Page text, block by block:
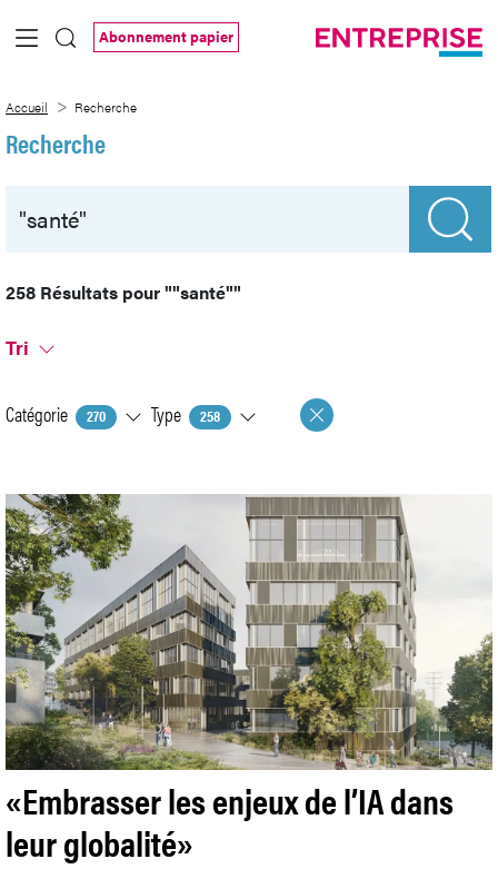
Saut au contenu principal
Abonnement papier
Accueil Recherche
Recherche
258 Résultats pour""santé""
Tri
Catégorie 270 Type 258
«Embrasser les enjeux de l’IA dans
leur globalité»